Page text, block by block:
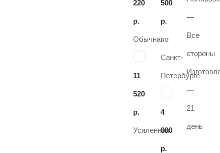
220
р.
Обычная
11
520
р.
Усиленная
500
р.
по
Санкт-
Петербурге
4
000
р.
—
Все
стороны
—
21
день